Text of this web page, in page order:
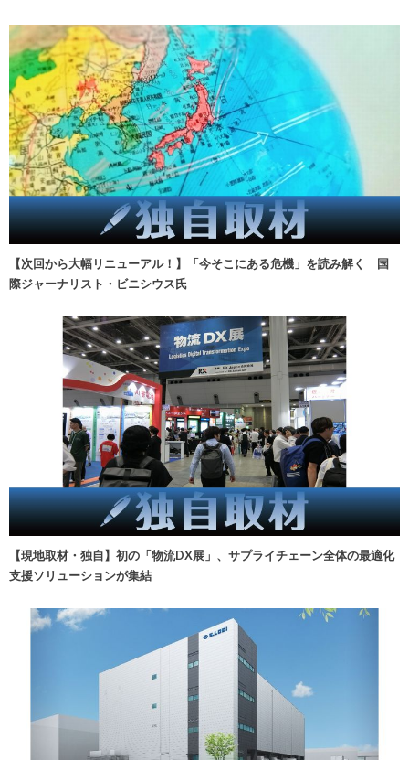
【次回から大幅リニューアル！】「今そこにある危機」を読み解く 国
際ジャーナリスト・ビニシウス氏
【現地取材・独自】初の「物流DX展」、サプライチェーン全体の最適化
支援ソリューションが集結